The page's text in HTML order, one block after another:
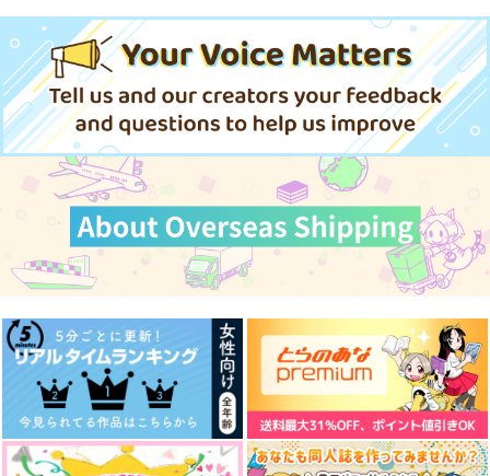
Requiem
クロエ
1,257円（税込）
マレウス×レオナ
サンプル
作品詳細
エメラルド
クロエ
472円（税込）
サンプル
作品詳細
巻き添えピープル！
Red Waltz
1,450円（税込）
ジェイド×リドル
サンプル
作品詳細
迷走シータ
専売 472円（税込）
その他
レオナ×マレウス
サンプル
カート
迷走シータ
専売 440円（税込）
レオナ×マレウス
サンプル